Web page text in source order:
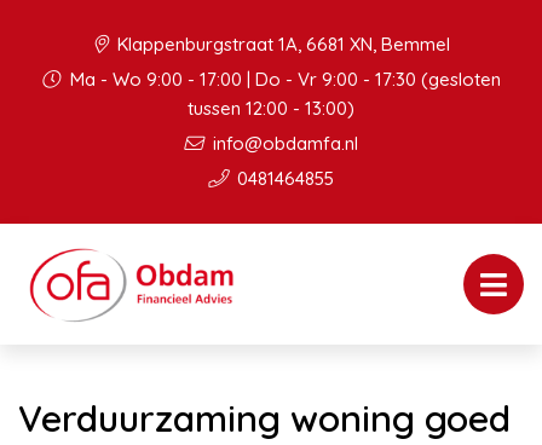
Klappenburgstraat 1A, 6681 XN, Bemmel
Ma - Wo 9:00 - 17:00 | Do - Vr 9:00 - 17:30 (gesloten
tussen 12:00 - 13:00)
info@obdamfa.nl
0481464855
Verduurzaming woning goed